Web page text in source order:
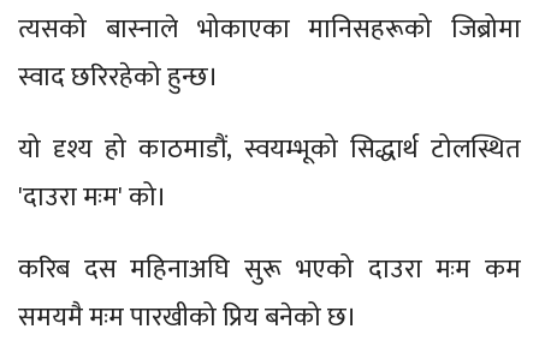
त्यसको बास्नाले भोकाएका मानिसहरूको जिब्रोमा
स्वाद छरिरहेको हुन्छ।
यो दृश्य हो काठमाडौं, स्वयम्भूको सिद्धार्थ टोलस्थित
'दाउरा मःम' को।
करिब दस महिनाअघि सुरू भएको दाउरा मःम कम
समयमै मःम पारखीको प्रिय बनेको छ।